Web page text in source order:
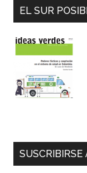
EL SUR